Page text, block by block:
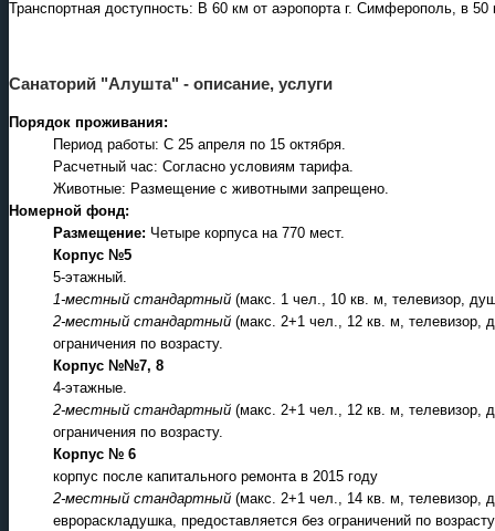
Транспортная доступность: В 60 км от аэропорта г. Симферополь, в
Санаторий "Алушта" - описание, услуги
Порядок проживания:
Период работы: C 25 апреля по 15 октября.
Расчетный час: Согласно условиям тарифа.
Животные: Размещение с животными запрещено.
Номерной фонд:
Размещение: Четыре корпуса на 770 мест.
Корпус №5
5-этажный.
1-местный стандартный (макс. 1 чел., 10 кв. м, телевизор,
2-местный стандартный (макс. 2+1 чел., 12 кв. м, телевизор,
ограничения по возрасту.
Корпус №№7, 8
4-этажные.
2-местный стандартный (макс. 2+1 чел., 12 кв. м, телевизор,
ограничения по возрасту.
Корпус № 6
корпус после капитального ремонта в 2015 году
2-местный стандартный (макс. 2+1 чел., 14 кв. м, телевизор,
еврораскладушка, предоставляется без ограничений по